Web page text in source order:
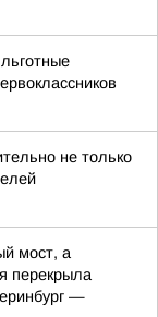
не только
мост, а
перекрыла
—